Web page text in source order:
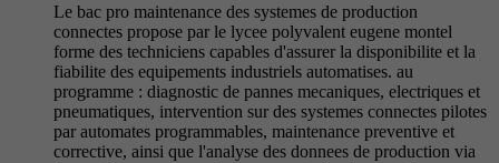
Le bac pro maintenance des systemes de production
connectes propose par le lycee polyvalent eugene montel
forme des techniciens capables d'assurer la disponibilite et la
fiabilite des equipements industriels automatises. au
programme : diagnostic de pannes mecaniques, electriques et
pneumatiques, intervention sur des systemes connectes pilotes
par automates programmables, maintenance preventive et
corrective, ainsi que l'analyse des donnees de production via